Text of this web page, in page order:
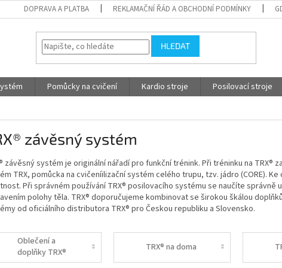
DOPRAVA A PLATBA REKLAMAČNÍ ŘÁD A OBCHODNÍ PODMÍNKY
HLEDAT
Pomůcky na cvičení Kardio stroje
Posilovací stroje
závěsný systém
závěsný systém je originální nářadí pro funkční trénink. Při tréninku na
TRX, pomůcka na cvičeníilizační systém celého trupu, tzv. jádro (CORE).
Při správném používání TRX® posilovacího systému se naučíte
polohy těla. TRX® doporučujeme kombinovat se širokou škálou
od oficiálního distributora TRX® pro Českou republiku a Slovensko.
Oblečení a
doplňky TRX®
TRX® na doma